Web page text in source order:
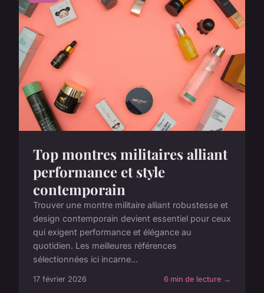
Top montres militaires alliant
performance et style
contemporain
Trouver une montre militaire alliant robustesse et
design contemporain devient essentiel pour ceux
qui exigent performance et élégance au
quotidien. Les meilleures références
sélectionnées ici incarne...
17 février 2026 6 min de lecture →